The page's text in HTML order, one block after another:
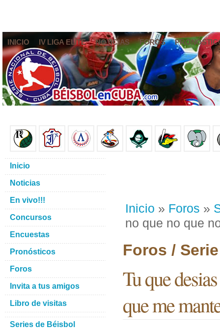
INICIO IV LIGA ELITE NOTICIAS FOROS
Inicio » Foros »
no que no que
Foros /
Tu que
que me
Inicio
Noticias
En vivo!!!
Concursos
Encuestas
Pronósticos
Foros
Invita a tus amigos
Libro de visitas
Series de Béisbol